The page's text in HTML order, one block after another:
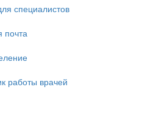
специалистов
почта
работы врачей